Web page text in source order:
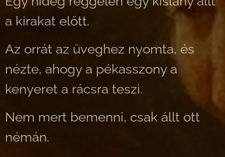
a kirakat előtt.
Az orrát az üveghez nyomta, és
nézte, ahogy a pékasszony a
kenyeret a rácsra teszi.
Nem mert bemenni, csak állt ott
némán.